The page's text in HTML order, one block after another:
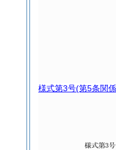
様式第3号(第5条関